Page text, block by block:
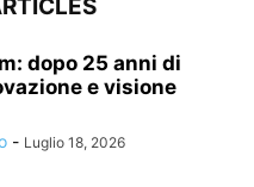
dopo 25 anni di
e visione
- Luglio 18, 2026